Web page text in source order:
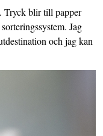
Tryck blir till papper
Jag
och jag kan